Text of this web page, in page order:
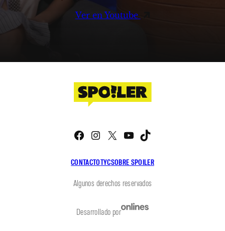
Ver en Youtube
CONTACTOTYCSOBRE SPOILER
Facebook
Instagram
X YouTube
Algunos derechos reservados
Desarrollado por